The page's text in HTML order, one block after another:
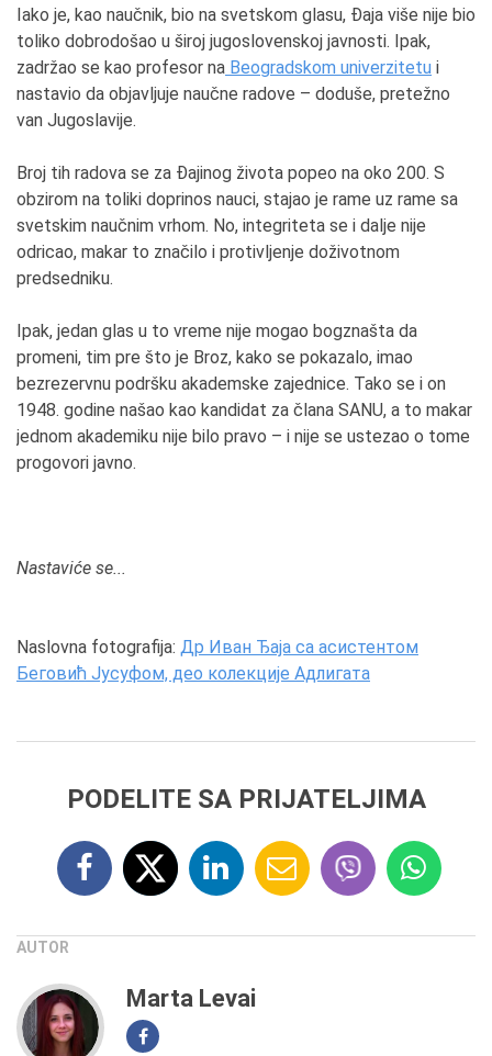
Iako je, kao naučnik, bio na svetskom glasu, Đaja više nije bio
toliko dobrodošao u široj jugoslovenskoj javnosti. Ipak,
zadržao se kao profesor na Beogradskom univerzitetu i
nastavio da objavljuje naučne radove – doduše, pretežno
van Jugoslavije.
Broj tih radova se za Đajinog života popeo na oko 200. S
obzirom na toliki doprinos nauci, stajao je rame uz rame sa
svetskim naučnim vrhom. No, integriteta se i dalje nije
odricao, makar to značilo i protivljenje doživotnom
predsedniku.
Ipak, jedan glas u to vreme nije mogao bogznašta da
promeni, tim pre što je Broz, kako se pokazalo, imao
bezrezervnu podršku akademske zajednice. Tako se i on
1948. godine našao kao kandidat za člana SANU, a to makar
jednom akademiku nije bilo pravo – i nije se ustezao o tome
progovori javno.
Nastaviće se...
Naslovna fotografija: Др Иван Ђаја са асистентом
Беговић Јусуфом, део колекције Адлигата
PODELITE SA PRIJATELJIMA
AUTOR
Marta Levai